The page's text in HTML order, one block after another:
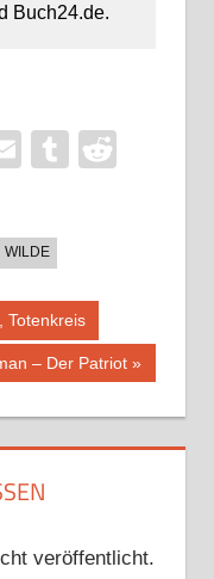
Buch24.de.
EmailTumblr
WILDE
Totenkreis
– Der Patriot
veröffentlicht.